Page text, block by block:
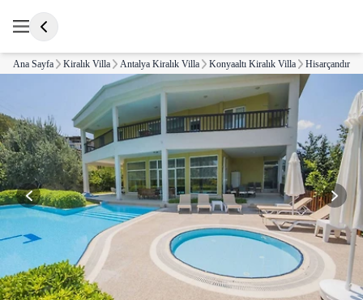
Ana Sayfa Kiralık Villa Antalya Kiralık Villa Konyaaltı Kiralık Villa Hisarçandır